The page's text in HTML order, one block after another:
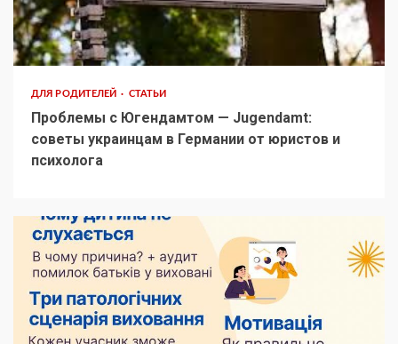
ДЛЯ РОДИТЕЛЕЙ СТАТЬИ
Проблемы с Югендамтом — Jugendamt:
советы украинцам в Германии от юристов и
психолога